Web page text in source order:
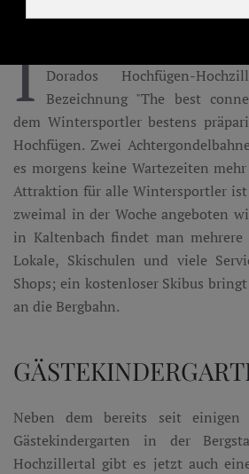
I Dorados Hochfügen-
Bezeichnung "The best
dem Wintersportler bestens
Hochfügen. Zwei
es morgens keine Wartezeiten
Attraktion für alle Wintersportler ist
zweimal in der Woche angeboten
in Kaltenbach findet man mehrere
Lokale, Skischulen und viele
Shops; ein kostenloser Skibus
an die Bergbahn.
Neben dem bereits seit einigen
Gästekindergarten in der
Hochzillertal gibt es jetzt auch